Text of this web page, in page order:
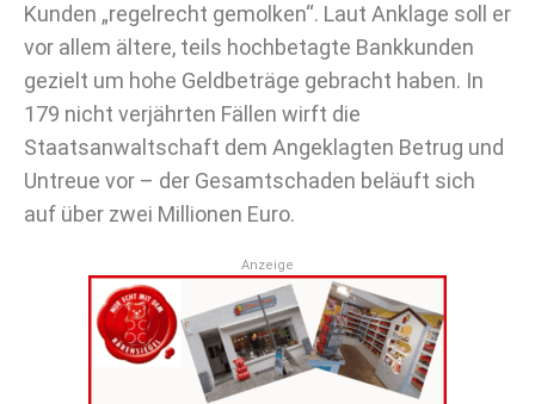
Kunden „regelrecht gemolken“. Laut Anklage soll er
vor allem ältere, teils hochbetagte Bankkunden
gezielt um hohe Geldbeträge gebracht haben. In
179 nicht verjährten Fällen wirft die
Staatsanwaltschaft dem Angeklagten Betrug und
Untreue vor – der Gesamtschaden beläuft sich
auf über zwei Millionen Euro.
Anzeige